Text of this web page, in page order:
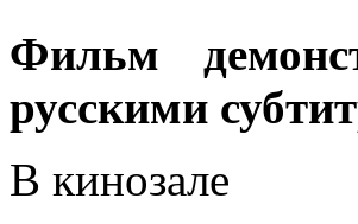
Фильм
русскими
В кинозале